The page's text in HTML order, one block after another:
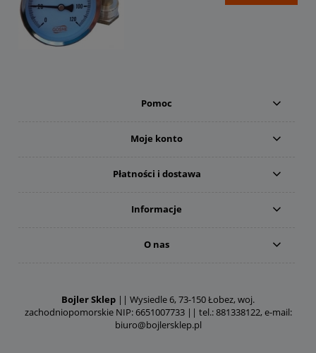
Pomoc
Moje konto
Płatności i dostawa
Informacje
O nas
Bojler Sklep || Wysiedle 6, 73-150 Łobez, woj.
zachodniopomorskie NIP: 6651007733 || tel.: 881338122, e-mail:
biuro@bojlersklep.pl